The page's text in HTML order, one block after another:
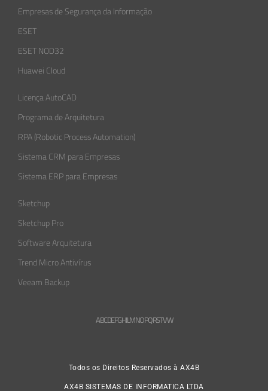
Empresas de Segurança da Informação​
ESET
ESET NOD32
Huawei Cloud
Licença AutoCAD
Programa de Arquitetura
RPA (Robotic Process Automation)
Sistema CRM para Empresas
Sistema ERP para Empresas
Sketchup
Sketchup Pro
Software Arquitetura
Trend Micro Antivírus
Veeam Backup
ABCDEFGHLMNOPQRSTVW
Todos os Direitos Reservados à AX4B
AX4B SISTEMAS DE INFORMATICA LTDA